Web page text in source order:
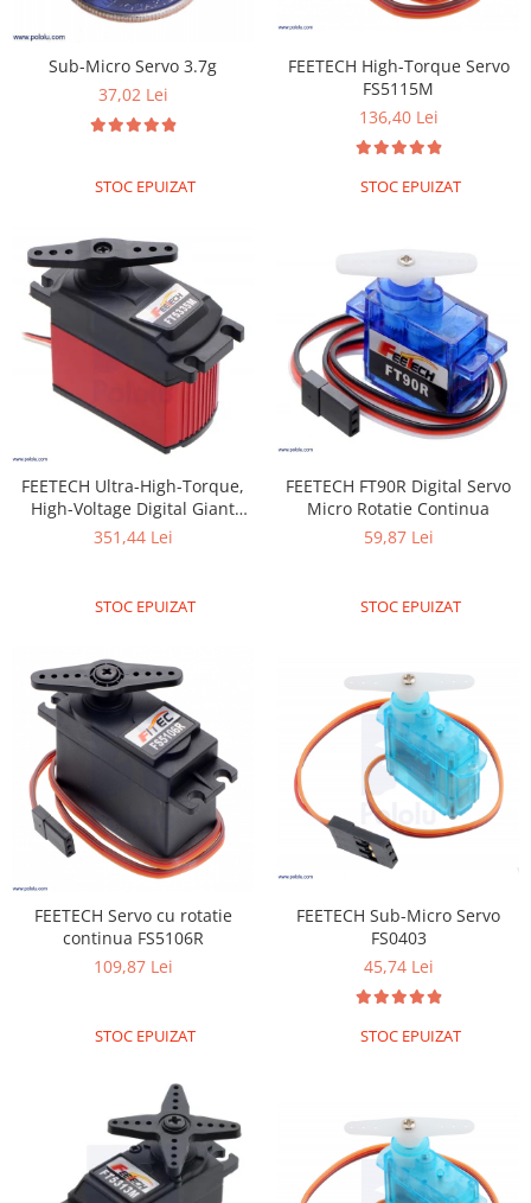
Sub-Micro Servo 3.7g
37,02 Lei
STOC EPUIZAT
FEETECH High-Torque Servo
FS5115M
136,40 Lei
STOC EPUIZAT
FEETECH Ultra-High-Torque,
High-Voltage Digital Giant
Servo FT5335M
351,44 Lei
STOC EPUIZAT
FEETECH FT90R Digital Servo
Micro Rotatie Continua
59,87 Lei
STOC EPUIZAT
FEETECH Servo cu rotatie
continua FS5106R
109,87 Lei
STOC EPUIZAT
FEETECH Sub-Micro Servo
FS0403
45,74 Lei
STOC EPUIZAT